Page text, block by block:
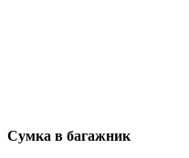
Сумка в багажник